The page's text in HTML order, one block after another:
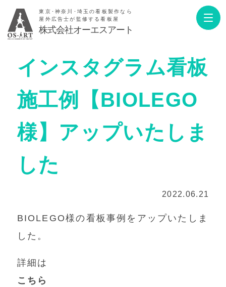
東京･神奈川･埼玉の看板製作なら
屋外広告士が監修する看板屋
株式会社オーエスアート
インスタグラム看板
施工例【BIOLEGO
様】アップいたしま
した
2022.06.21
BIOLEGO様の看板事例をアップいたしま
した。
詳細は
こちら